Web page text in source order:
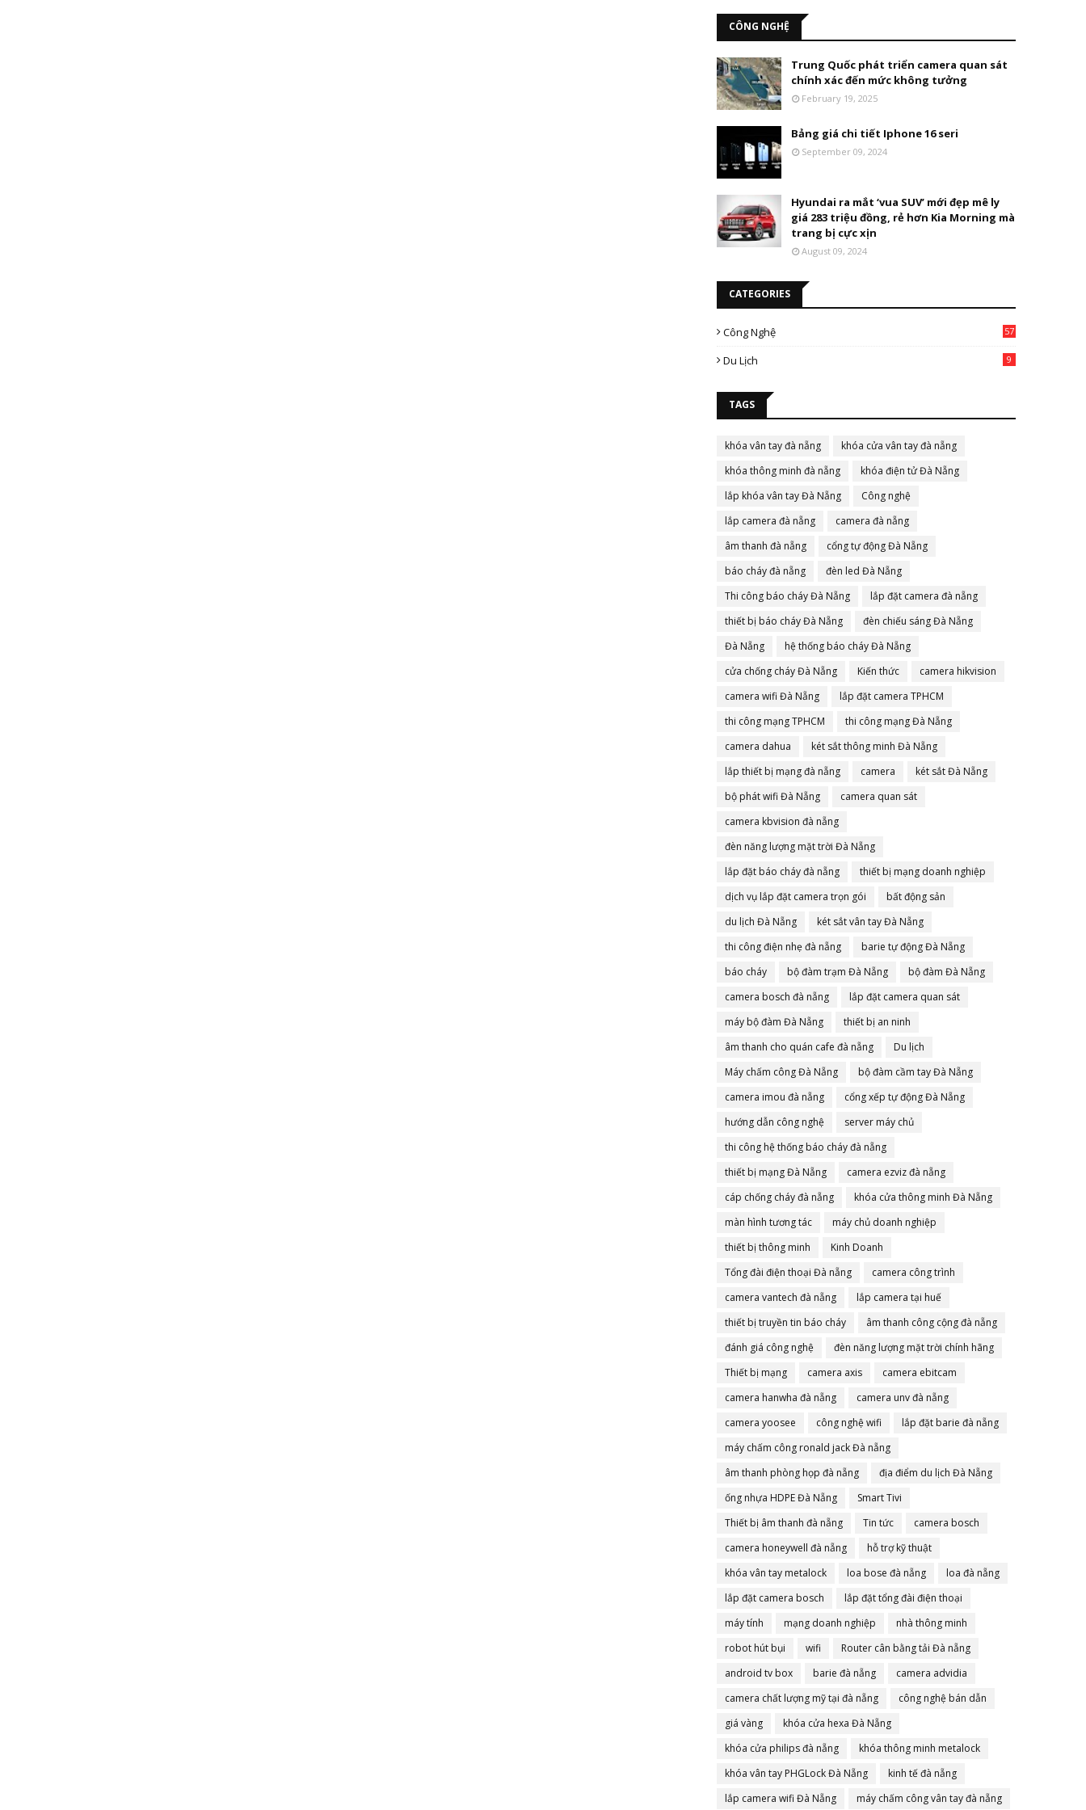
CÔNG NGHỆ
Trung Quốc phát triển camera quan sát
chính xác đến mức không tưởng
February 19, 2025
Bảng giá chi tiết Iphone 16 seri
September 09, 2024
Hyundai ra mắt ‘vua SUV’ mới đẹp mê ly
giá 283 triệu đồng, rẻ hơn Kia Morning mà
trang bị cực xịn
August 09, 2024
CATEGORIES
Công Nghệ 57
Du Lịch 9
TAGS
khóa vân tay đà nẵng
khóa cửa vân tay đà nẵng
khóa thông minh đà nẵng
khóa điện tử Đà Nẵng
lắp khóa vân tay Đà Nẵng
Công nghệ
lắp camera đà nẵng
camera đà nẵng
âm thanh đà nẵng
cổng tự động Đà Nẵng
báo cháy đà nẵng
đèn led Đà Nẵng
Thi công báo cháy Đà Nẵng
lắp đặt camera đà nẵng
thiết bị báo cháy Đà Nẵng
đèn chiếu sáng Đà Nẵng
Đà Nẵng
hệ thống báo cháy Đà Nẵng
cửa chống cháy Đà Nẵng
Kiến thức
camera hikvision
camera wifi Đà Nẵng
lắp đặt camera TPHCM
thi công mạng TPHCM
thi công mạng Đà Nẵng
camera dahua
két sắt thông minh Đà Nẵng
lắp thiết bị mạng đà nẵng
camera
két sắt Đà Nẵng
bộ phát wifi Đà Nẵng
camera quan sát
camera kbvision đà nẵng
đèn năng lượng mặt trời Đà Nẵng
lắp đặt báo cháy đà nẵng
thiết bị mạng doanh nghiệp
dịch vụ lắp đặt camera trọn gói
bất động sản
du lịch Đà Nẵng
két sắt vân tay Đà Nẵng
thi công điện nhẹ đà nẵng
barie tự động Đà Nẵng
báo cháy
bộ đàm trạm Đà Nẵng
bộ đàm Đà Nẵng
camera bosch đà nẵng
lắp đặt camera quan sát
máy bộ đàm Đà Nẵng
thiết bị an ninh
âm thanh cho quán cafe đà nẵng
Du lịch
Máy chấm công Đà Nẵng
bộ đàm cầm tay Đà Nẵng
camera imou đà nẵng
cổng xếp tự động Đà Nẵng
hướng dẫn công nghệ
server máy chủ
thi công hệ thống báo cháy đà nẵng
thiết bị mạng Đà Nẵng
camera ezviz đà nẵng
cáp chống cháy đà nẵng
khóa cửa thông minh Đà Nẵng
màn hình tương tác
máy chủ doanh nghiệp
thiết bị thông minh
Kinh Doanh
Tổng đài điện thoại Đà nẵng
camera công trình
camera vantech đà nẵng
lắp camera tại huế
thiết bị truyền tin báo cháy
âm thanh công cộng đà nẵng
đánh giá công nghệ
đèn năng lượng mặt trời chính hãng
Thiết bị mạng
camera axis
camera ebitcam
camera hanwha đà nẵng
camera unv đà nẵng
camera yoosee
công nghệ wifi
lắp đặt barie đà nẵng
máy chấm công ronald jack Đà nẵng
âm thanh phòng họp đà nẵng
địa điểm du lịch Đà Nẵng
ống nhựa HDPE Đà Nẵng
Smart Tivi
Thiết bị âm thanh đà nẵng
Tin tức
camera bosch
camera honeywell đà nẵng
hỗ trợ kỹ thuật
khóa vân tay metalock
loa bose đà nẵng
loa đà nẵng
lắp đặt camera bosch
lắp đặt tổng đài điện thoại
máy tính
mạng doanh nghiệp
nhà thông minh
robot hút bụi
wifi
Router cân bằng tải Đà nẵng
android tv box
barie đà nẵng
camera advidia
camera chất lượng mỹ tại đà nẵng
công nghệ bán dẫn
giá vàng
khóa cửa hexa Đà Nẵng
khóa cửa philips đà nẵng
khóa thông minh metalock
khóa vân tay PHGLock Đà Nẵng
kinh tế đà nẵng
lắp camera wifi Đà Nẵng
máy chấm công vân tay đà nẵng